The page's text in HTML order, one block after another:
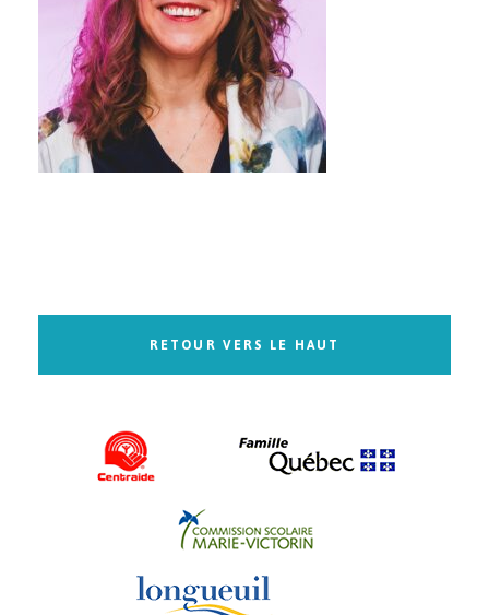
RETOUR VERS LE HAUT